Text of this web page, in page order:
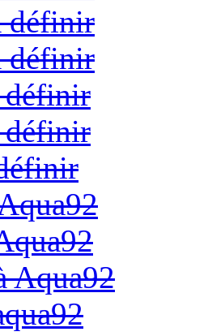
définir
définir
définir
définir
Aqua92